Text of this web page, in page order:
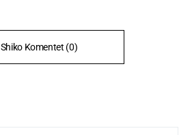
Shiko Komentet (0)